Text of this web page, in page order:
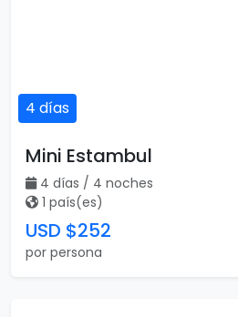
4 días
Mini Estambul
4 días / 4 noches
1 país(es)
USD $252
por persona